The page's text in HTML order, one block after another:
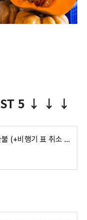
5 ↓ ↓ ↓
일본 지진 여행 취소 환불 (+비행기 표 취소 신청 방법)